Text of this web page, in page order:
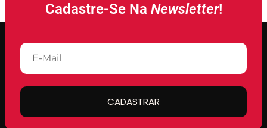
Cadastre-Se Na Newsletter!
CADASTRAR